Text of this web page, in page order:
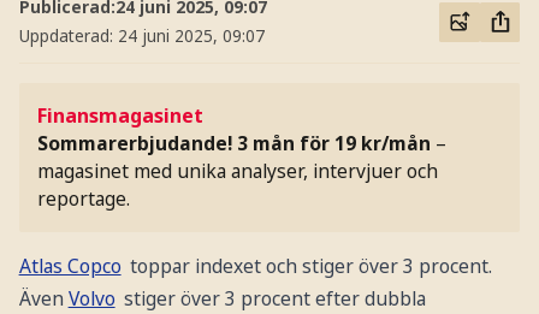
Publicerad:24 juni 2025, 09:07
Uppdaterad: 24 juni 2025, 09:07
Finansmagasinet
Sommarerbjudande! 3 mån för 19 kr/mån –
magasinet med unika analyser, intervjuer och
reportage.
Atlas Copco toppar indexet och stiger över 3 procent.
Även Volvo stiger över 3 procent efter dubbla